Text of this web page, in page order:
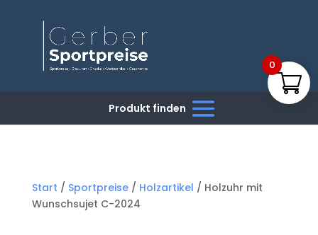
Start / Sportpreise/ Holzartikel / Holzuhr mit
Wunschsujet C-2024
0